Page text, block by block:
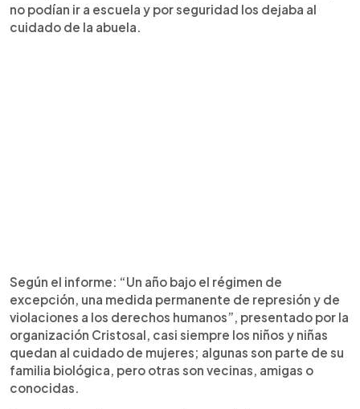
no podían ir a escuela y por seguridad los dejaba al
cuidado de la abuela.
Según el informe: “Un año bajo el régimen de
excepción, una medida permanente de represión y de
violaciones a los derechos humanos”, presentado por la
organización Cristosal, casi siempre los niños y niñas
quedan al cuidado de mujeres; algunas son parte de su
familia biológica, pero otras son vecinas, amigas o
conocidas.